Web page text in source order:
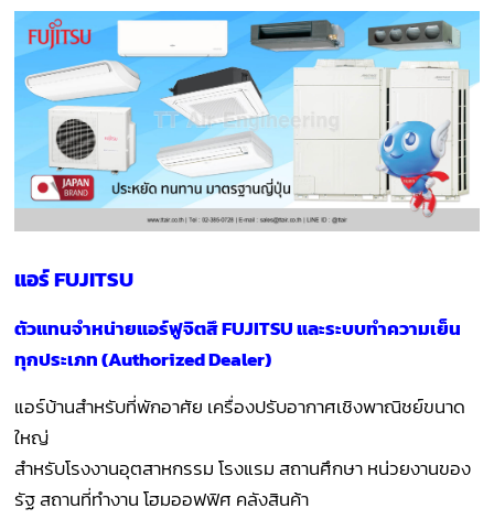
แอร์ FUJITSU
ตัวแทนจำหน่ายแอร์ฟูจิตสึ FUJITSU และระบบทำความเย็น
ทุกประเภท (Authorized Dealer)
แอร์บ้านสำหรับที่พักอาศัย เครื่องปรับอากาศเชิงพาณิชย์ขนาด
ใหญ่
สำหรับโรงงานอุตสาหกรรม โรงแรม สถานศึกษา หน่วยงานของ
รัฐ สถานที่ทำงาน โฮมออฟฟิศ คลังสินค้า